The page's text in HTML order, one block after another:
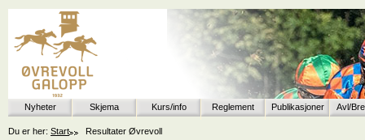
Nyheter Skjema Kurs/info Reglement Publikasjoner Avl/
Du er her: Start Resultater Øvrevoll